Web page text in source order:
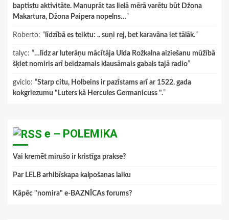
baptistu aktivitāte. Manuprāt tas lielā mērā varētu būt Džona
Makartura, Džona Paipera nopelns…”
Roberto: “ līdzībā es teiktu: .. suņi rej, bet karavāna iet tālāk.”
talyc: “…līdz ar luterāņu mācītāja Ulda Rožkalna aiziešanu mūžībā
šķiet nomiris arī beidzamais klausāmais gabals tajā radio”
gviclo: “Starp citu, Holbeins ir pazīstams arī ar 1522. gada
kokgriezumu "Luters kā Hercules Germanicuss ".”
e – POLEMIKA
Vai kremēt mirušo ir kristīga prakse?
Par LELB arhibīskapa kalpošanas laiku
Kāpēc "nomira" e-BAZNĪCAs forums?